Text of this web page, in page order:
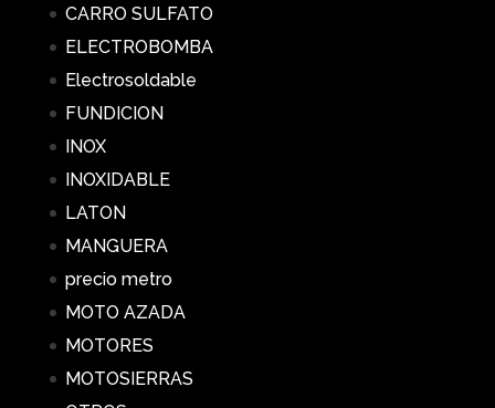
CARRO SULFATO
ELECTROBOMBA
Electrosoldable
FUNDICION
INOX
INOXIDABLE
LATON
MANGUERA
precio metro
MOTO AZADA
MOTORES
MOTOSIERRAS